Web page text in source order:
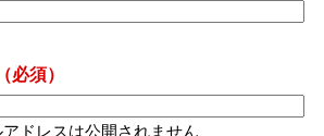
（必須）
ドレスは公開されません